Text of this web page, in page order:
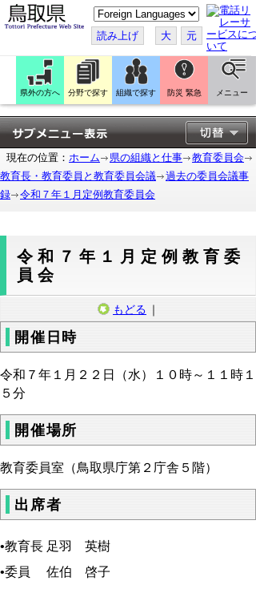
こ
の
ペ
ー
ジ
翻
訳
す
る
読み上げ 大 元
県外の方へ 分野で探す 組織で探す 防災 緊急 メニュー
現在の位置： ホーム 県の組織と仕事
教育委員会
教育長・教育委員と教育委員会議
過去の委員会議事
録
令和７年１月定例教育委員会
令和７年１月定例教育委
員会
もどる ｜
開催日時
令和７年１月２２日（水）１０時～１１時１
５分
開催場所
教育委員室（鳥取県庁第２庁舎５階）
出席者
•教育長 足羽 英樹
•委員 佐伯 啓子